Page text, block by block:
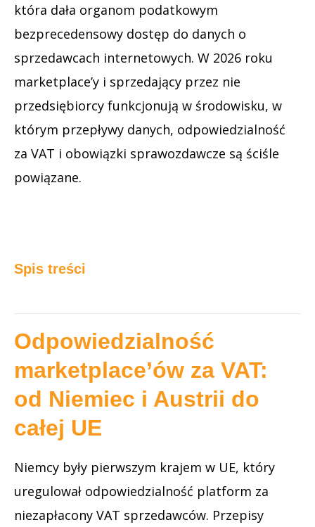
która dała organom podatkowym
bezprecedensowy dostęp do danych o
sprzedawcach internetowych. W 2026 roku
marketplace’y i sprzedający przez nie
przedsiębiorcy funkcjonują w środowisku, w
którym przepływy danych, odpowiedzialność
za VAT i obowiązki sprawozdawcze są ściśle
powiązane.
Spis treści
Odpowiedzialność
marketplace’ów za VAT:
od Niemiec i Austrii do
całej UE
Niemcy były pierwszym krajem w UE, który
uregulował odpowiedzialność platform za
niezapłacony VAT sprzedawców. Przepisy